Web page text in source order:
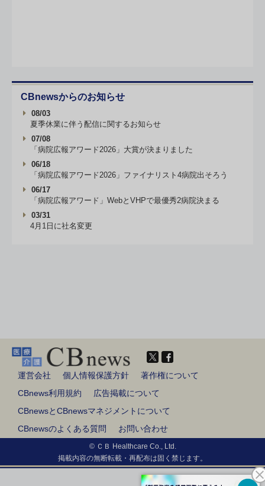
CBnewsからのお知らせ
08/03
夏季休業に伴う配信に関するお知らせ
07/08
「病院広報アワード2026」大賞が決まりました
06/18
「病院広報アワード2026」ファイナリスト4病院出そろう
06/17
「病院広報アワード」WebとVHPで最優秀2病院決まる
03/31
4月1日に社名変更
運営会社 個人情報保護方針
著作権について
CBnews利用規約
広告掲載について
CBnewsとCBnewsマネジメントについて
CBnewsのよくある質問
お問い合わせ
© ＣＢ Healthcare Co., Ltd.
掲載内容の無断転載・再配布は固く禁じます。